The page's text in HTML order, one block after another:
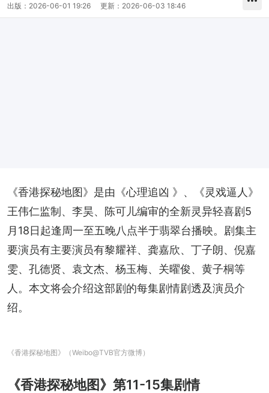
出版： 2026-06-01 19:26 更新： 2026-06-03 18:46
《香港探秘地图》是由《心理追凶 》、《灵戏逼人》
王伟仁监制、李昊、陈可儿编审的全新灵异轻喜剧5
月18日起逢周一至五晚八点半于翡翠台播映。剧集主
要演员有主要演员有黎耀祥、龚嘉欣、丁子朗、倪嘉
雯、孔德贤、袁文杰、杨玉梅、关曜俊、黄子桐等
人。本文将会介绍这部剧的每集剧情剧透及演员介
绍。
《香港探秘地图》（Weibo@TVB官方微博）
《香港探秘地图》第11-15集剧情